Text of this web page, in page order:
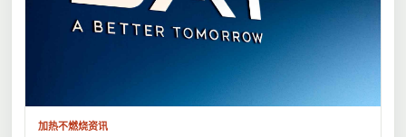
加热不燃烧资讯